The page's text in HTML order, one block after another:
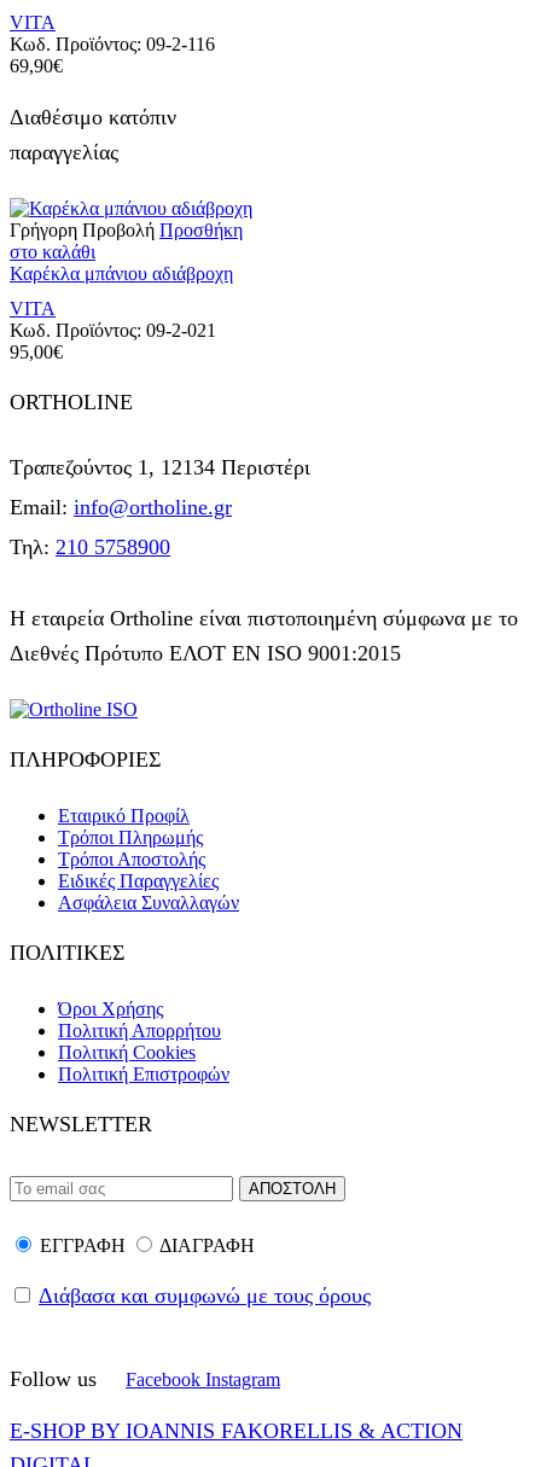
VITA
Κωδ. Προϊόντος: 09-2-116
69,90€
Διαθέσιμο κατόπιν
παραγγελίας
Γρήγορη Προβολή Προσθήκη
στο καλάθι
Καρέκλα μπάνιου αδιάβροχη
VITA
Κωδ. Προϊόντος: 09-2-021
95,00€
ORTHOLINE
Τραπεζούντος 1, 12134 Περιστέρι
Email: info@ortholine.gr
Τηλ: 210 5758900
Η εταιρεία Ortholine είναι πιστοποιημένη σύμφωνα με το
Διεθνές Πρότυπο ΕΛΟΤ ΕΝ ISO 9001:2015
ΠΛΗΡΟΦΟΡΙΕΣ
Εταιρικό Προφίλ
Τρόποι Πληρωμής
Τρόποι Αποστολής
Ειδικές Παραγγελίες
Ασφάλεια Συναλλαγών
ΠΟΛΙΤΙΚΕΣ
Όροι Χρήσης
Πολιτική Απορρήτου
Πολιτική Cookies
Πολιτική Επιστροφών
NEWSLETTER
ΕΓΓΡΑΦΗ ΔΙΑΓΡΑΦΗ
Διάβασα και συμφωνώ με τους όρους
Follow us Facebook Instagram
E-SHOP BY IOANNIS FAKORELLIS & ACTION